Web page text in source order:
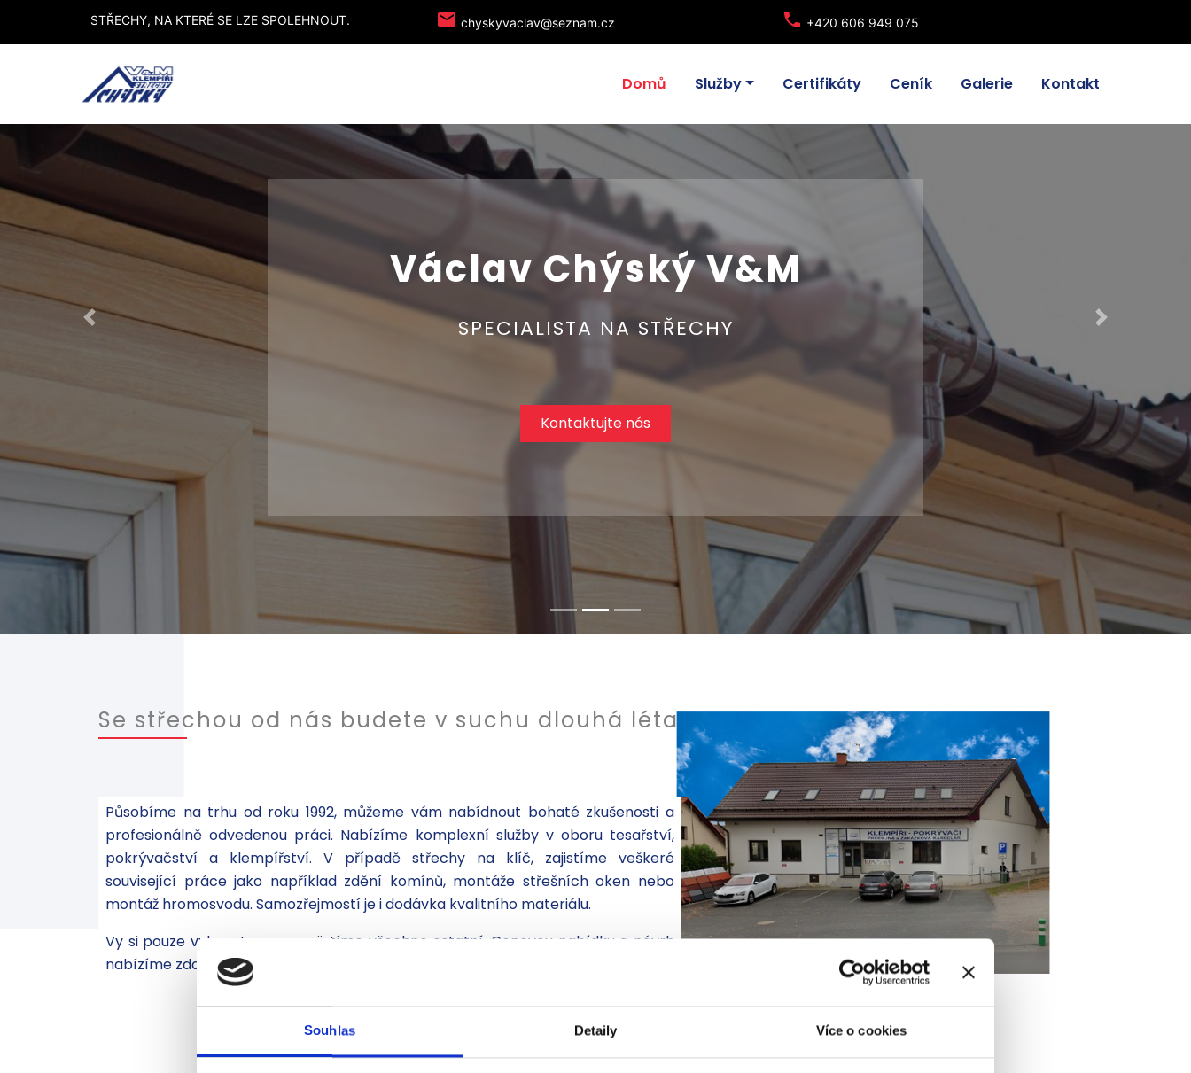
Souhlas Detaily Více o cookies
Domů Služby Certifikáty Ceník Galerie Kontakt
Václav Chýský V&M
SPECIALISTA NA STŘECHY
Kontaktujte nás
Se střechou od nás budete v suchu dlouhá léta
​Působíme na trhu od roku 1992, můžeme vám nabídnout bohaté zkušenosti a
profesionálně odvedenou práci. Nabízíme komplexní služby v oboru tesařství,
pokrývačství a klempířství. V případě střechy na klíč, zajistíme veškeré
související práce jako například zdění komínů, montáže střešních oken nebo
montáž hromosvodu. Samozřejmostí je i dodávka kvalitního materiálu.
Vy si pouze vyberete a my zajistíme všechno ostatní. Cenovou nabídku a návrh
nabízíme zdarma.
to základ pro vaši
krytin od prověřených
Doladíme vaši střechu k
STŘECHY NA KLÍČ
střechy na klíč vám
samozřejmě zajistíme i
STŘECHY, NA KTERÉ SE LZE SPOLEHNOUT. local_post_office chyskyvaclav@seznam.cz phone +420 606 949 075